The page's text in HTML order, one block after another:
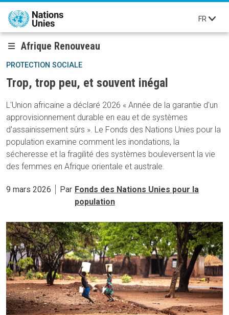
Aller au contenu principal
FR
Afrique Renouveau
PROTECTION SOCIALE
Trop, trop peu, et souvent inégal
L'Union africaine a déclaré 2026 « Année de la garantie d'un
approvisionnement durable en eau et de systèmes
d'assainissement sûrs ». Le Fonds des Nations Unies pour la
population examine comment les inondations, la
sécheresse et la fragilité des systèmes bouleversent la vie
des femmes en Afrique orientale et australe.
9 mars 2026 Par Fonds des Nations Unies pour la
population